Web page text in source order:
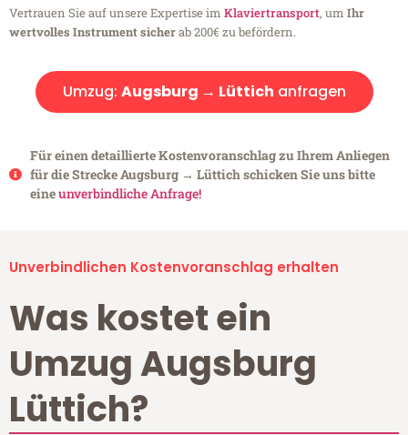
Vertrauen Sie auf unsere Expertise im Klaviertransport, um Ihr
wertvolles Instrument sicherab 200€ zu befördern.
Umzug: Augsburg → Lüttich anfragen
Für einen detaillierte Kostenvoranschlag zu Ihrem Anliegen
für die Strecke Augsburg → Lüttich schicken Sie uns bitte
eineunverbindliche Anfrage!
Unverbindlichen Kostenvoranschlag erhalten
Was kostet ein
Umzug Augsburg
Lüttich?